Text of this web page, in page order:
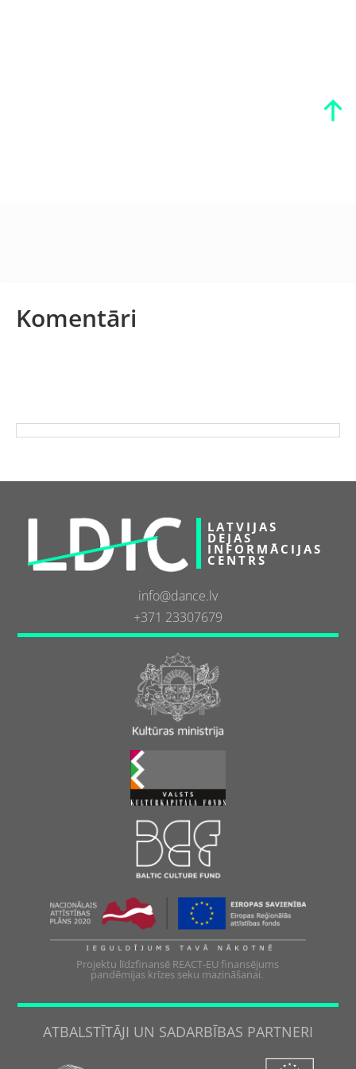
Komentāri
LATVIJAS
DEJAS
INFORMĀCIJAS
CENTRS
info@dance.lv
+371 23307679
Projektu līdzfinansē REACT-EU finansējums
pandēmijas krīzes seku mazināšanai.
ATBALSTĪTĀJI UN SADARBĪBAS PARTNERI